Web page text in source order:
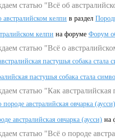
статью "Всё об
австралийском келпи в раздел
келпи на форуме Форум
статью "Всё о
пастушья собака
пастушья собака стала
статью "Как
породе австралийская овчарка (аусси)
австралийская овчарка (аусси) на
статью "Всё о породе